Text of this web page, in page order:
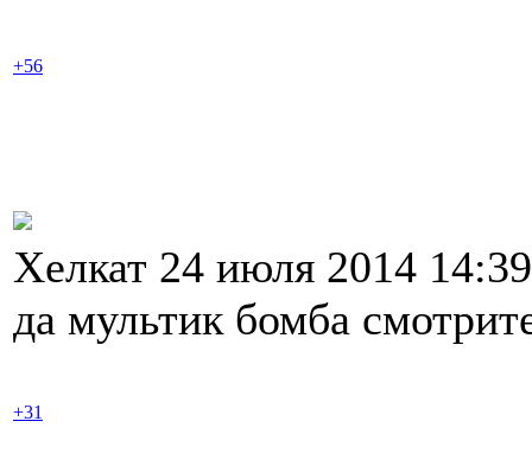
+56
Хелкат 24 июля 2014
да мультик бомба
+31